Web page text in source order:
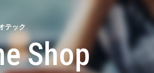
テック
Shop